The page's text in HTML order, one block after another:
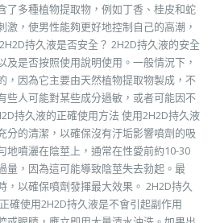
了多種植物提取物，例如丁香、桂皮和蛇
激，使男性能夠更好地控制自己的高潮，
持久液是否安全？ 2H2D持久液的安全
及是否按照使用說明使用。一般情況下，
，因為它主要由天然植物提取物製成，不
些人可能對某些成分過敏，或者可能因不
持久液的正確使用方法 使用2H2D持久液
分的清潔，以確保沒有汙垢影響噴劑的吸
地噴灑在陰莖上，通常在性愛前約10-30
量，因為這可能導致陰莖失去勃起。最
，以確保噴劑發揮最大效果。 2H2D持久
確使用2H2D持久液是不會引起副作用